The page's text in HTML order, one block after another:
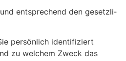
entspre­chend den gesetz­li­
persön­lich iden­ti­fi­ziert
zu welchem Zweck das